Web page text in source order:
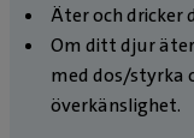
Äter och
Om ditt djur
med dos/styrka
överkänslighet.